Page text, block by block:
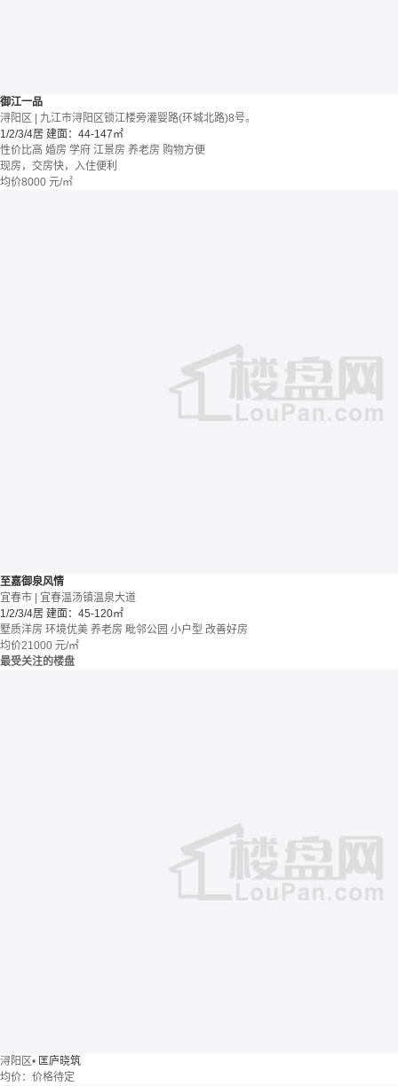
御江一品
浔阳区 | 九江市浔阳区锁江楼旁灌婴路(环城北路)8号。
1/2/3/4居 建面：44-147㎡
性价比高 婚房 学府 江景房 养老房 购物方便
现房，交房快，入住便利
均价8000 元/㎡
至嘉御泉风情
宜春市 | 宜春温汤镇温泉大道
1/2/3/4居 建面：45-120㎡
墅质洋房 环境优美 养老房 毗邻公园 小户型 改善好房
均价21000 元/㎡
最受关注的楼盘
浔阳区• 匡庐晓筑
均价： 价格待定